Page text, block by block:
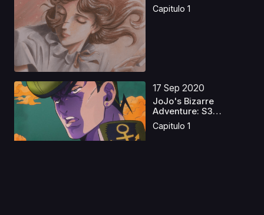
Capitulo 1
17 Sep 2020
JoJo's Bizarre
Adventure: S3
Castellano
Capitulo 1